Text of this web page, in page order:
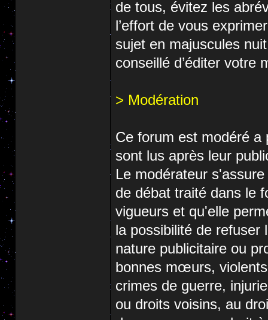
de tous, évitez les
l’effort de vous
sujet en majuscules
conseillé d’éditer votre
> Modération
Ce forum est modéré a
sont lus après leur
Le modérateur
de débat traité dans le
vigueurs et qu'elle
la possibilité de refuser
nature publicitaire ou
bonnes mœurs,
crimes de guerre,
ou droits voisins, au